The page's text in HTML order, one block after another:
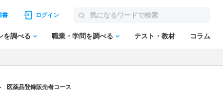
書 ログイン
を調べる 職業・学問を調べる テスト・教材 コラム
医薬品登録販売者コース